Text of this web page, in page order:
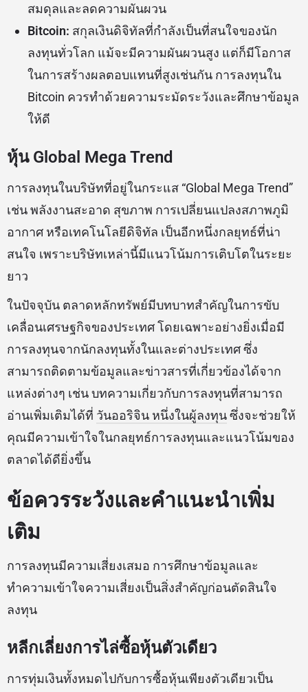
สมดุลและลดความผันผวน
Bitcoin: สกุลเงินดิจิทัลที่กำลังเป็นที่สนใจของนัก
ลงทุนทั่วโลก แม้จะมีความผันผวนสูง แต่ก็มีโอกาส
ในการสร้างผลตอบแทนที่สูงเช่นกัน การลงทุนใน
Bitcoin ควรทำด้วยความระมัดระวังและศึกษาข้อมูล
ให้ดี
หุ้น Global Mega Trend
การลงทุนในบริษัทที่อยู่ในกระแส “Global Mega Trend”
เช่น พลังงานสะอาด สุขภาพ การเปลี่ยนแปลงสภาพภูมิ
อากาศ หรือเทคโนโลยีดิจิทัล เป็นอีกหนึ่งกลยุทธ์ที่น่า
สนใจ เพราะบริษัทเหล่านี้มีแนวโน้มการเติบโตในระยะ
ยาว
ในปัจจุบัน ตลาดหลักทรัพย์มีบทบาทสำคัญในการขับ
เคลื่อนเศรษฐกิจของประเทศ โดยเฉพาะอย่างยิ่งเมื่อมี
การลงทุนจากนักลงทุนทั้งในและต่างประเทศ ซึ่ง
สามารถติดตามข้อมูลและข่าวสารที่เกี่ยวข้องได้จาก
แหล่งต่างๆ เช่น บทความเกี่ยวกับการลงทุนที่สามารถ
อ่านเพิ่มเติมได้ที่ วันออริจิน หนึ่งในผู้ลงทุนซึ่งจะช่วยให้
คุณมีความเข้าใจในกลยุทธ์การลงทุนและแนวโน้มของ
ตลาดได้ดียิ่งขึ้น
ข้อควรระวังและคำแนะนำเพิ่ม
เติม
การลงทุนมีความเสี่ยงเสมอ การศึกษาข้อมูลและ
ทำความเข้าใจความเสี่ยงเป็นสิ่งสำคัญก่อนตัดสินใจ
ลงทุน
หลีกเลี่ยงการไล่ซื้อหุ้นตัวเดียว
การทุ่มเงินทั้งหมดไปกับการซื้อหุ้นเพียงตัวเดียวเป็น